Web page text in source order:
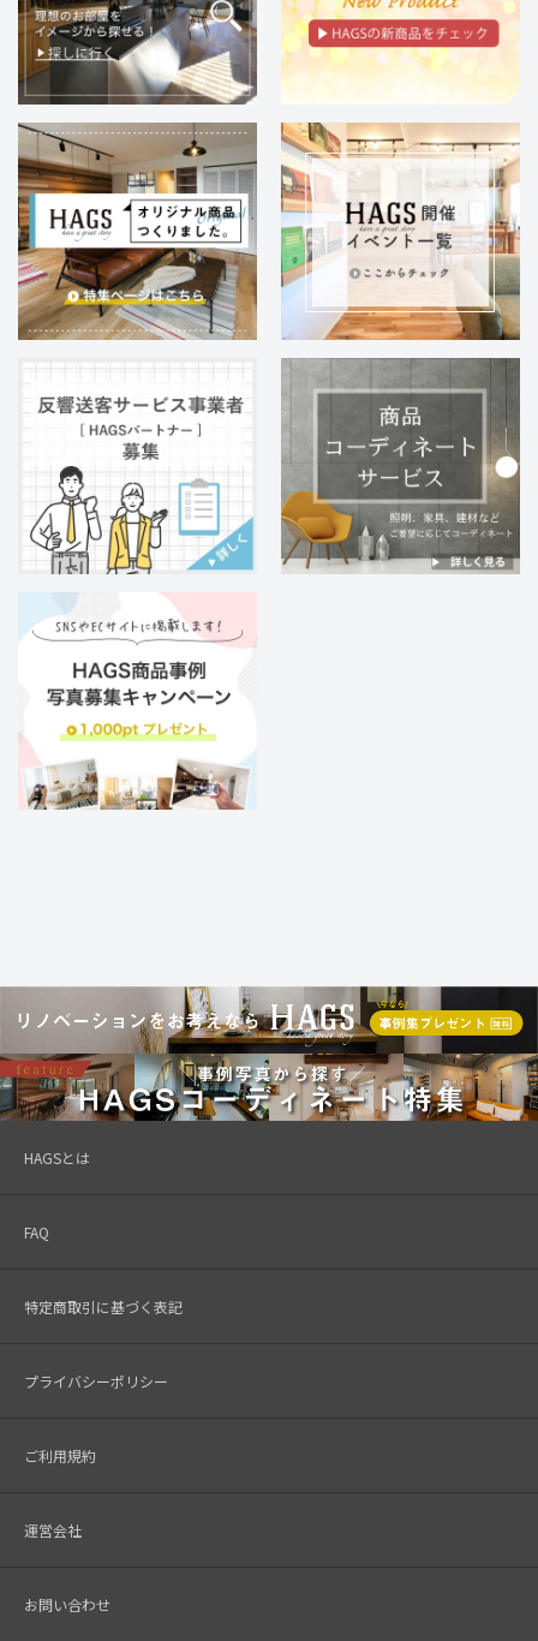
HAGSとは
FAQ
特定商取引に基づく表記
プライバシーポリシー
ご利用規約
運営会社
お問い合わせ